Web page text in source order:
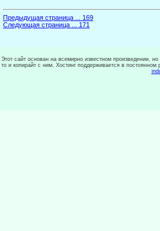
Предыдущая страница ... 169
Следующая страница ... 171
Этот сайт основан на всемирно известном произведении,
то и копирайт с ним. Хостинг поддерживается в